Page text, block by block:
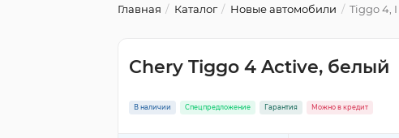
Главная Каталог Новые автомобили Tiggo 4,
Chery Tiggo 4 Active, белый
В наличии Спецпредложение Гарантия Можно в кредит